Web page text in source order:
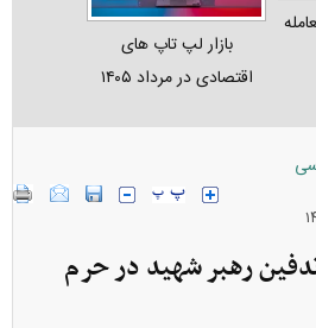
بازار لپ‌ تاپ‌ های
اقتصادی در مرداد ۱۴۰۵
رهبر شهید در حرم